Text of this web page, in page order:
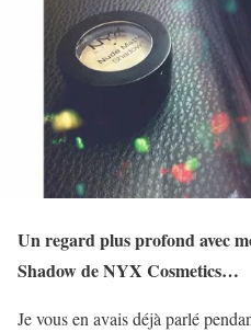
Un regard plus profond avec
Shadow de NYX Cosmetics…
Je vous en avais déjà parlé